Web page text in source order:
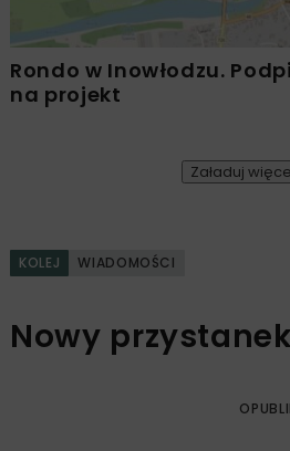
Rondo w Inowłodzu.
na projekt
Załaduj
KOLEJ WIADOMOŚCI
Nowy